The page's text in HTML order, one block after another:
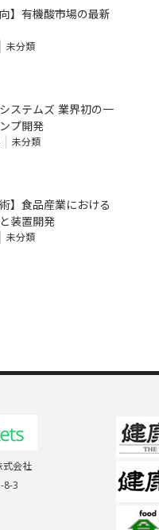
向】有機酸市場の最新
未分類
ステムズ 業界初の一
プ開発
未分類
術】食品産業における
装置開発
未分類
式会社
8-3